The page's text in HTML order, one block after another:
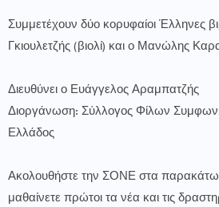
Συμμετέχουν δύο κορυφαίοι Έλληνες
Γκιουλετζής (βιολί) και ο Μανώλης
Διευθύνει ο Ευάγγελος Αραμπατζής
Διοργάνωση: Σύλλογος Φίλων
Ελλάδος
Ακολουθήστε την ΣΟΝΕ στα παρακάτω
μαθαίνετε πρώτοι τα νέα και τις